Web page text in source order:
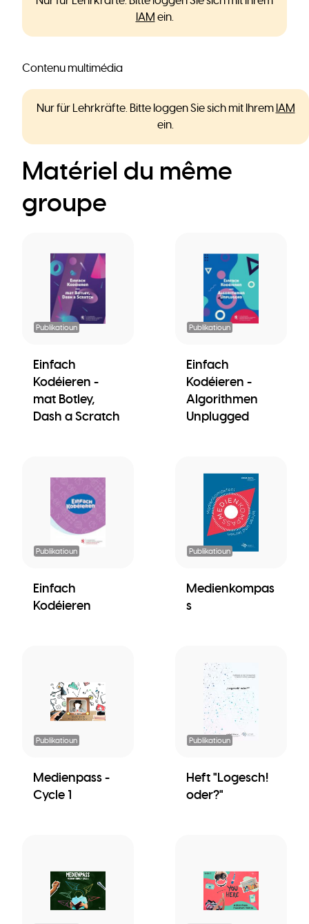
IAM ein.
Contenu multimédia
Nur für Lehrkräfte. Bitte loggen Sie sich mit Ihrem IAM
ein.
Matériel du même
groupe
Publikatioun
Einfach
Kodéieren -
mat Botley,
Dash a Scratch
Publikatioun
Einfach
Kodéieren -
Algorithmen
Unplugged
Publikatioun
Einfach
Kodéieren
Publikatioun
Medienkompas
s
Publikatioun
Medienpass -
Cycle 1
Publikatioun
Heft "Logesch!
oder?"